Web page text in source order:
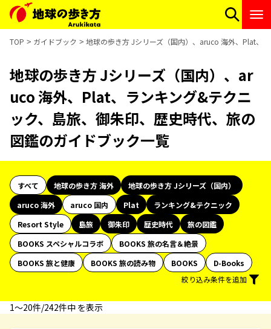
TOP ガイドブック 地球の歩き方 Jシリーズ（国内）、aruco 海外、Plat、
地球の歩き方 Jシリーズ（国内）、ar
uco 海外、Plat、ランキング&テクニ
ック、島旅、御朱印、歴史時代、旅の
図鑑のガイドブック一覧
すべて 地球の歩き方 海外
地球の歩き方 Jシリーズ（国内）
aruco 海外
aruco 国内 Plat
ランキング&テクニック
Resort Style
島旅 御朱印 歴史時代
旅の図鑑
BOOKS スペシャルコラボ
BOOKS 旅の名言＆絶景
BOOKS 旅と健康
BOOKS 旅の読み物 BOOKS
D-Books
絞り込み条件を追加
1〜20件/242件中 を表示